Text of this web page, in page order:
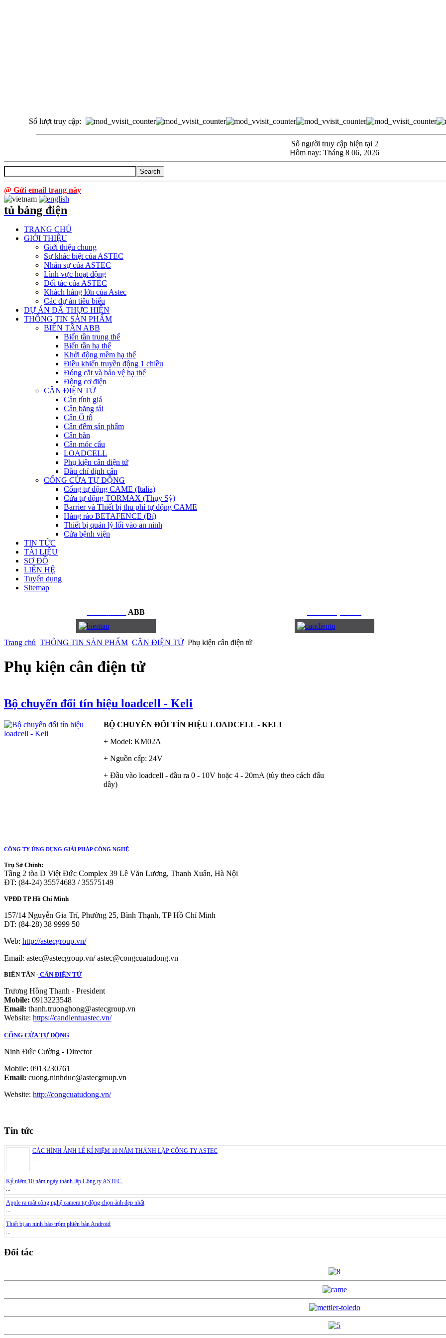
Số lượt truy cập:
Số người truy cập hiện tại 2
Hôm nay: Tháng 8 06, 2026
@ Gửi email trang này
tủ bảng điện
TRANG CHỦ
GIỚI THIỆU
Giới thiệu chung
Sự khác biệt của ASTEC
Nhân sự của ASTEC
Lĩnh vực hoạt động
Đối tác của ASTEC
Khách hàng lớn của Astec
Các dự án tiêu biểu
DỰ ÁN ĐÃ THỰC HIỆN
THÔNG TIN SẢN PHẨM
BIẾN TẦN ABB
Biến tần trung thế
Biến tần hạ thế
Khởi động mềm hạ thế
Điều khiển truyền động 1 chiều
Đóng cắt và bảo vệ hạ thế
Động cơ điện
CÂN ĐIỆN TỬ
Cân tính giá
Cân băng tải
Cân Ô tô
Cân đếm sản phẩm
Cân bàn
Cân móc cẩu
LOADCELL
Phụ kiện cân điện tử
Đầu chỉ định cân
CỔNG CỬA TỰ ĐỘNG
Cổng tự động CAME (Italia)
Cửa tự động TORMAX (Thụy Sỹ)
Barrier và Thiết bị thu phí tự động CAME
Hàng rào BETAFENCE (Bỉ)
Thiết bị quản lý lối vào an ninh
Cửa bệnh viện
TIN TỨC
TÀI LIỆU
SƠ ĐỒ
LIÊN HỆ
Tuyển dụng
Sitemap
ABB
Trang chủ THÔNG TIN SẢN PHẨM CÂN ĐIỆN TỬ Phụ kiện cân điện tử
Phụ kiện cân điện tử
Bộ chuyển đổi tín hiệu loadcell - Keli
BỘ CHUYỂN ĐỔI TÍN HIỆU LOADCELL - KELI
+ Model: KM02A
+ Nguồn cấp: 24V
+ Đầu vào loadcell - đầu ra 0 - 10V hoặc 4 - 20mA (tùy theo cách đấu
dây)
CÔNG TY ỨNG DỤNG GIẢI PHÁP CÔNG NGHỆ
Trụ Sở Chính:
Tầng 2 tòa D Việt Đức Complex 39 Lê Văn Lương, Thanh Xuân, Hà Nội
ĐT: (84-24) 35574683 / 35575149
VPĐD TP Hồ Chí Minh
157/14 Nguyễn Gia Trí, Phường 25, Bình Thạnh, TP Hồ Chí Minh
ĐT: (84-28) 38 9999 50
Web: http://astecgroup.vn/
Email: astec@astecgroup.vn/ astec@congcuatudong.vn
BIẾN TẦN - CÂN ĐIỆN TỬ
Trương Hồng Thanh - President
Mobile: 0913223548
Email: thanh.truonghong@astecgroup.vn
Website: https://candientuastec.vn/
CỔNG CỬA TỰ ĐỘNG
Ninh Đức Cường - Director
Mobile: 0913230761
Email: cuong.ninhduc@astecgroup.vn
Website: http://congcuatudong.vn/
Tin tức
CÁC HÌNH ẢNH LỄ KỈ NIỆM 10 NĂM THÀNH LẬP CÔNG TY ASTEC
...
Kỷ niệm 10 năm ngày thành lập Công ty ASTEC.
...
Apple ra mắt công nghệ camera tự động chọn ảnh đẹp nhất
...
Thiết bị an ninh báo trộm phiên bản Android
...
Đối tác